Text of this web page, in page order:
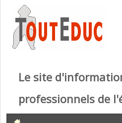
Le site
professionnels de